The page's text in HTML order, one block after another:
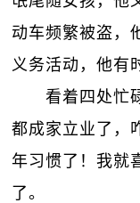
动车频繁被盗，
义务活动，他
看着四处忙碌
都成家立业了，
年习惯了！我就
了。